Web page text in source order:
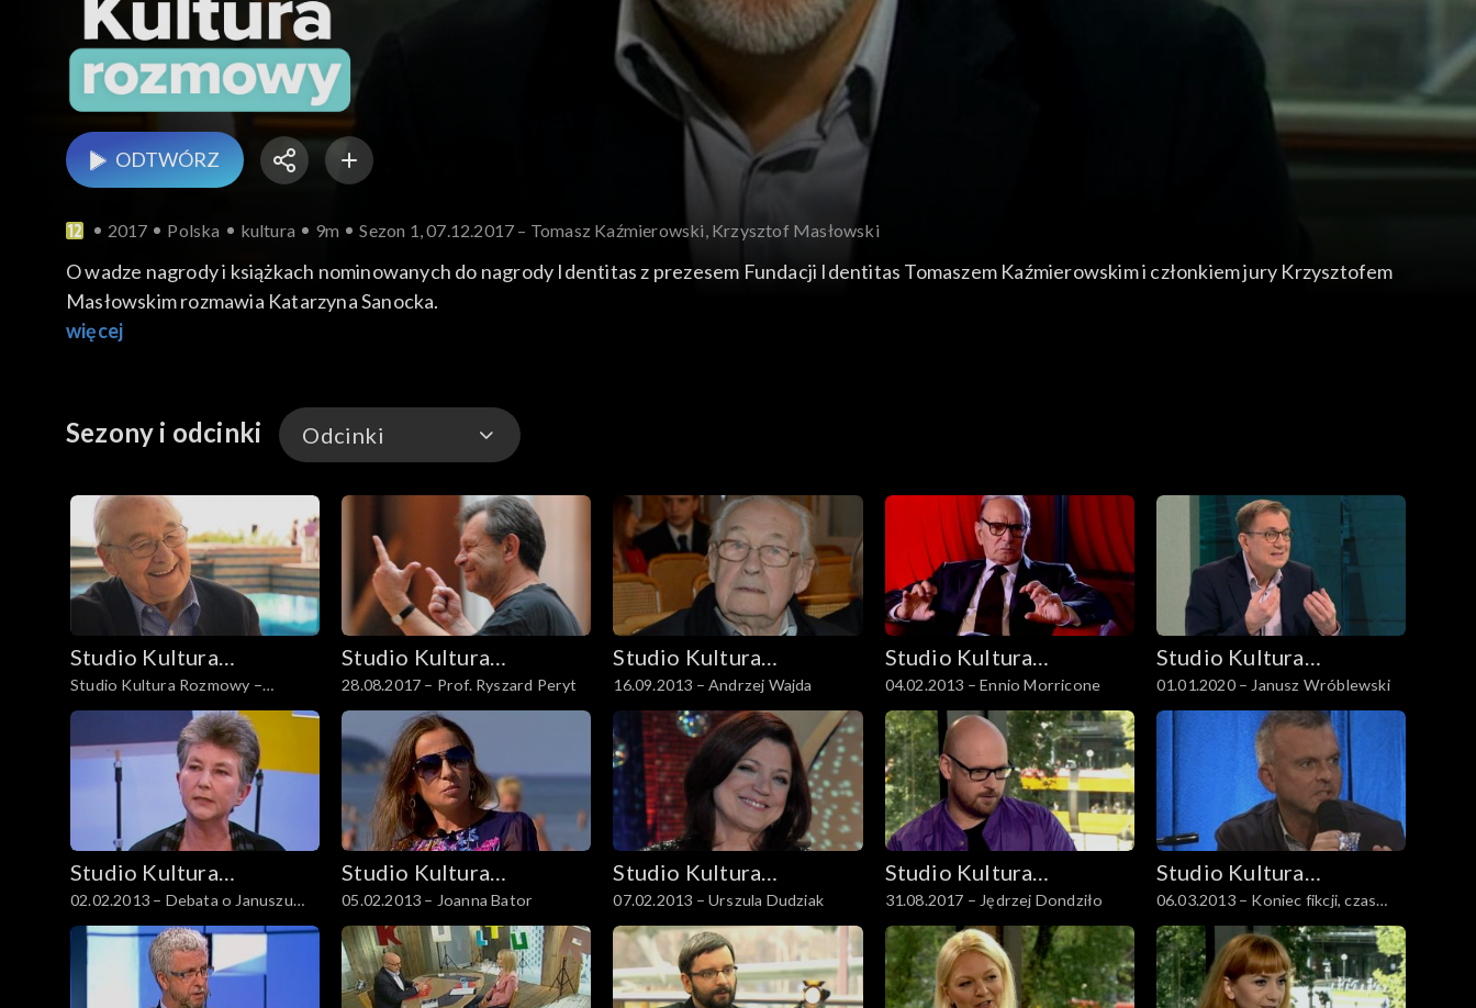
ODTWÓRZ
2017 Polska kultura 9m Sezon 1, 07.12.2017 – Tomasz Kaźmierowski, Krzysztof Masłowski
O wadze nagrody i książkach nominowanych do nagrody Identitas z prezesem Fundacji Identitas Tomaszem Kaźmierowskim i członkiem jury Krzysztofem
Masłowskim rozmawia Katarzyna Sanocka.
więcej
Sezony i odcinki Odcinki
Odcinki
Studio Kultura
Rozmowy
Studio Kultura Rozmowy –
Andrzej Wajda, 16.09.2013
Studio Kultura
Rozmowy
28.08.2017 – Prof. Ryszard Peryt
Studio Kultura
Rozmowy
16.09.2013 – Andrzej Wajda
Studio Kultura
Rozmowy
04.02.2013 – Ennio Morricone
Studio Kultura
Rozmowy
01.01.2020 – Janusz Wróblewski
Studio Kultura
Rozmowy
02.02.2013 – Debata o Januszu
Korczaku
Studio Kultura
Rozmowy
05.02.2013 – Joanna Bator
Studio Kultura
Rozmowy
07.02.2013 – Urszula Dudziak
Studio Kultura
Rozmowy
31.08.2017 – Jędrzej Dondziło
Studio Kultura
Rozmowy
06.03.2013 – Koniec fikcji, czas
niefikcji